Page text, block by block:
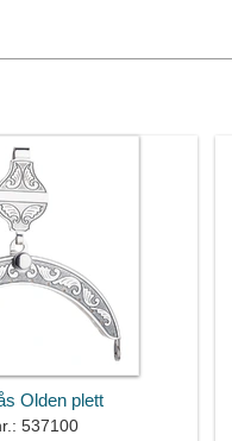
Olden plett
537100